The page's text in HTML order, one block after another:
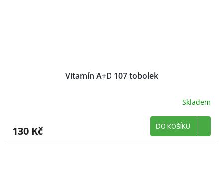
Vitamín A+D 107 tobolek
Skladem
130 Kč DO KOŠÍKU